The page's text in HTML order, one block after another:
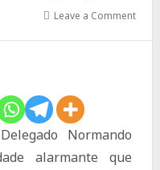
Leave a Comment
Normando
alarmante que